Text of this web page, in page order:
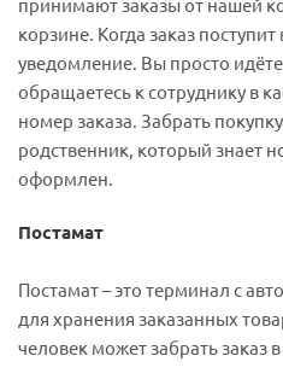
корзине. Когда заказ
уведомление. Вы просто идёте
обращаетесь к сотруднику в
номер заказа. Забрать
родственник, который знает
оформлен.
Постамат
Постамат – это терминал с
для хранения заказанных
человек может забрать заказ